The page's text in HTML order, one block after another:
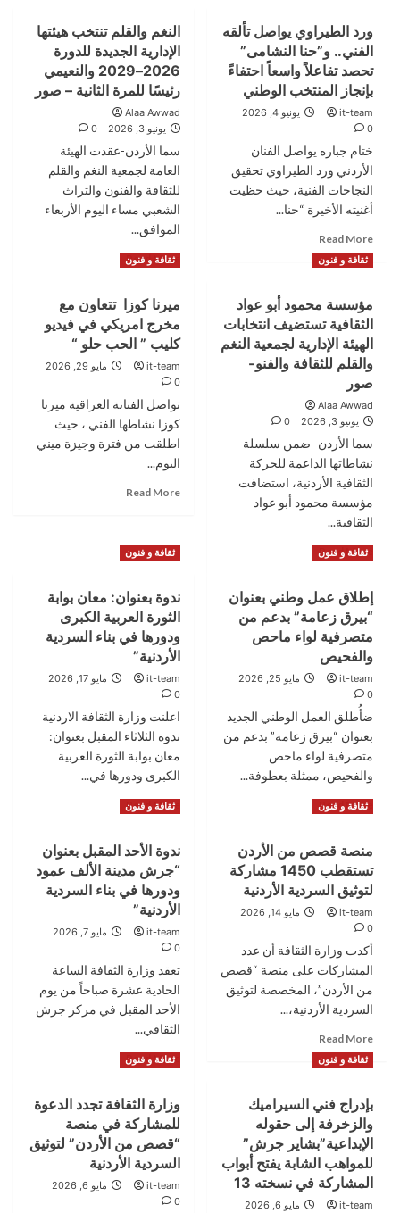
ورد الطيراوي يواصل تألقه
الفني.. و”حنا النشامى”
تحصد تفاعلاً واسعاً احتفاءً
بإنجاز المنتخب الوطني
it-team
يونيو 4, 2026
0
ختام جباره يواصل الفنان
الأردني ورد الطيراوي تحقيق
النجاحات الفنية، حيث حظيت
أغنيته الأخيرة “حنا...
Read More
more
about
الطيراوي
يواصل
تألقه
الفني..
و”حنا
تحصد
تفاعلاً
احتفاءً
المنتخب
الوطني
النغم والقلم تنتخب هيئتها
الإدارية الجديدة للدورة
2026–2029 والنعيمي
رئيسًا للمرة الثانية – صور
Alaa Awwad
يونيو 3, 2026
0
سما الأردن-عقدت الهيئة
العامة لجمعية النغم والقلم
للثقافة والفنون والتراث
الشعبي مساء اليوم الأربعاء
الموافق...
Read More
Read
النغم
والقلم
تنتخب
الإدارية
للدورة
2026–
2029
صور
ثقافة و فنون
مؤسسة محمود أبو عواد
الثقافية تستضيف انتخابات
الهيئة الإدارية لجمعية النغم
والقلم للثقافة والفنو-
صور
Alaa Awwad
يونيو 3, 2026
0
سما الأردن- ضمن سلسلة
نشاطاتها الداعمة للحركة
الثقافية الأردنية، استضافت
مؤسسة محمود أبو عواد
الثقافية...
Read More
Read
مؤسسة
محمود
أبو
تستضيف
الهيئة
الإدارية
لجمعية
النغم
للثقافة
ثقافة و فنون
ميرنا كوزا تتعاون مع
مخرج امريكي في فيديو
كليب ” الحب حلو “
it-team
مايو 29, 2026
0
تواصل الفنانة العراقية ميرنا
كوزا نشاطها الفني ، حيث
اطلقت من فترة وجيزة ميني
البوم...
Read More
كوزا
مخرج
امريكي
في
كليب
الحب
حلو
“
ثقافة و فنون
إطلاق عمل وطني بعنوان
“بيرق زعامة” بدعم من
متصرفية لواء ماحص
والفحيص
it-team
مايو 25, 2026
0
ضأُطلق العمل الوطني الجديد
بعنوان “بيرق زعامة” بدعم من
متصرفية لواء ماحص
والفحيص، ممثلة بعطوفة...
Read More
Read
إطلاق
عمل
وطني
“بيرق
بدعم
من
متصرفية
لواء
ثقافة و فنون
ندوة بعنوان: معان بوابة
الثورة العربية الكبرى
ودورها في بناء السردية
الأردنية”
it-team
مايو 17, 2026
0
اعلنت وزارة الثقافة الاردنية
ندوة الثلاثاء المقبل بعنوان:
معان بوابة الثورة العربية
الكبرى ودورها في...
Read More
Read
ندوة
بعنوان:
معان
العربية
ودورها
في
بناء
ثقافة و فنون
‏منصة قصص من الأردن
تستقطب 1450 مشاركة
لتوثيق السردية الأردنية
it-team
مايو 14, 2026
0
أكدت وزارة الثقافة أن عدد
المشاركات على منصة “قصص
من الأردن”، المخصصة لتوثيق
السردية الأردنية،...
Read More
more
about
قصص
من
الأردن
تستقطب
1450
مشاركة
لتوثيق
ثقافة و فنون
ندوة الأحد المقبل بعنوان
“جرش مدينة الألف عمود
ودورها في بناء السردية
الأردنية”
it-team
مايو 7, 2026
0
تعقد وزارة الثقافة الساعة
الحادية عشرة صباحاً من يوم
الأحد المقبل في مركز جرش
الثقافي...
Read More
Read
ندوة
الأحد
المقبل
بعنوان
“جرش
مدينة
ثقافة و فنون
بإدراج فني السيراميك
والزخرفة إلى حقوله
الإبداعية”بشاير جرش”
للمواهب الشابة يفتح أبواب
المشاركة في نسخته 13
it-team
مايو 6, 2026
ثقافة و فنون
وزارة الثقافة تجدد الدعوة
للمشاركة في منصة
“قصص من الأردن” لتوثيق
السردية الأردنية
it-team
مايو 6, 2026
0